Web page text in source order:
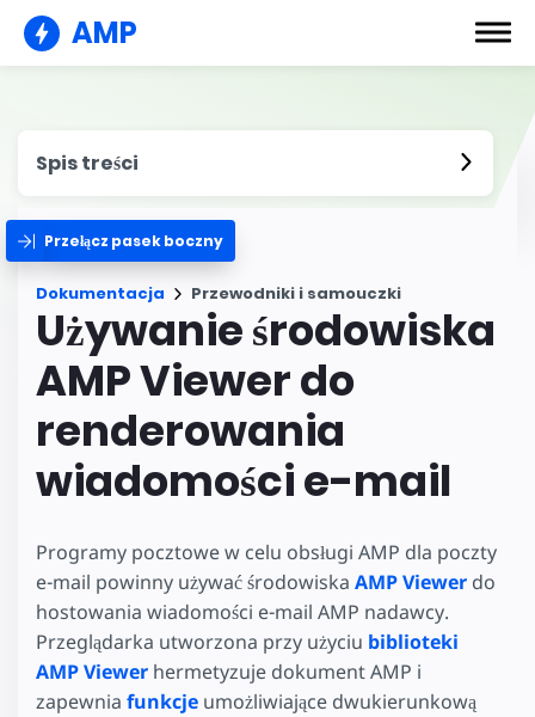
AMP
Spis treści
Przełącz pasek boczny
Dokumentacja Przewodniki i samouczki
Używanie środowiska
AMP Viewer do
renderowania
wiadomości e-mail
Programy pocztowe w celu obsługi AMP dla poczty
e-mail powinny używać środowiska AMP Viewer do
hostowania wiadomości e-mail AMP nadawcy.
Przeglądarka utworzona przy użyciu biblioteki
AMP Viewer hermetyzuje dokument AMP i
zapewnia funkcje umożliwiające dwukierunkową